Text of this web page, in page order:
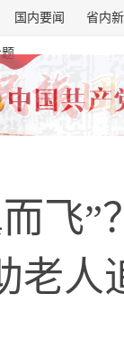
国内要闻 省内
而飞
老人